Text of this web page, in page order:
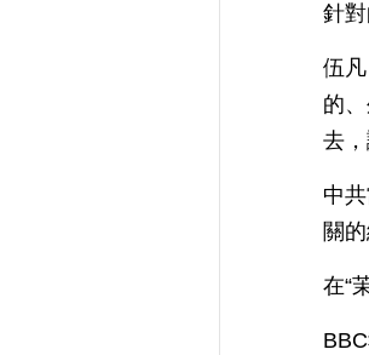
針對
伍
的
去
中
關
在“